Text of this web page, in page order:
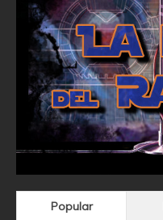
Popular